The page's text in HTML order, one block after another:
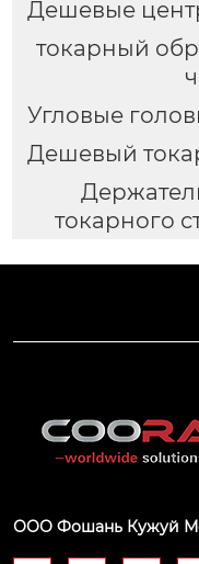
Дешевые
токарный
Угловые
Дешевый
токарного
ООО Фошань Кужуй